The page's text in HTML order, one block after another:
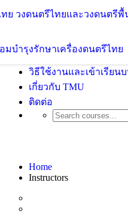
ทย วงดนตรีไทยและวงดนตรีพื้
มบำรุงรักษาเครื่องดนตรีไทย
วิธีใช้งานและเข้าเรียน
เกี่ยวกับ TMU
ติดต่อ
Home
Instructors